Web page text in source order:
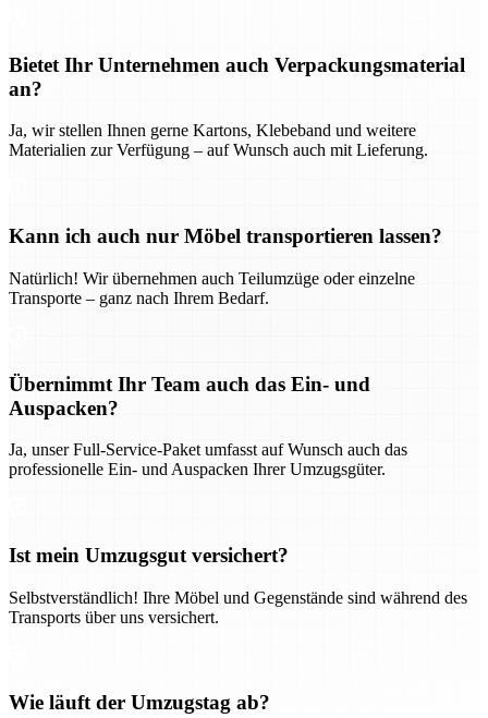
Bietet Ihr Unternehmen auch Verpackungsmaterial
an?
Ja, wir stellen Ihnen gerne Kartons, Klebeband und weitere
Materialien zur Verfügung – auf Wunsch auch mit Lieferung.
Kann ich auch nur Möbel transportieren lassen?
Natürlich! Wir übernehmen auch Teilumzüge oder einzelne
Transporte – ganz nach Ihrem Bedarf.
Übernimmt Ihr Team auch das Ein- und
Auspacken?
Ja, unser Full-Service-Paket umfasst auf Wunsch auch das
professionelle Ein- und Auspacken Ihrer Umzugsgüter.
Ist mein Umzugsgut versichert?
Selbstverständlich! Ihre Möbel und Gegenstände sind während des
Transports über uns versichert.
Wie läuft der Umzugstag ab?